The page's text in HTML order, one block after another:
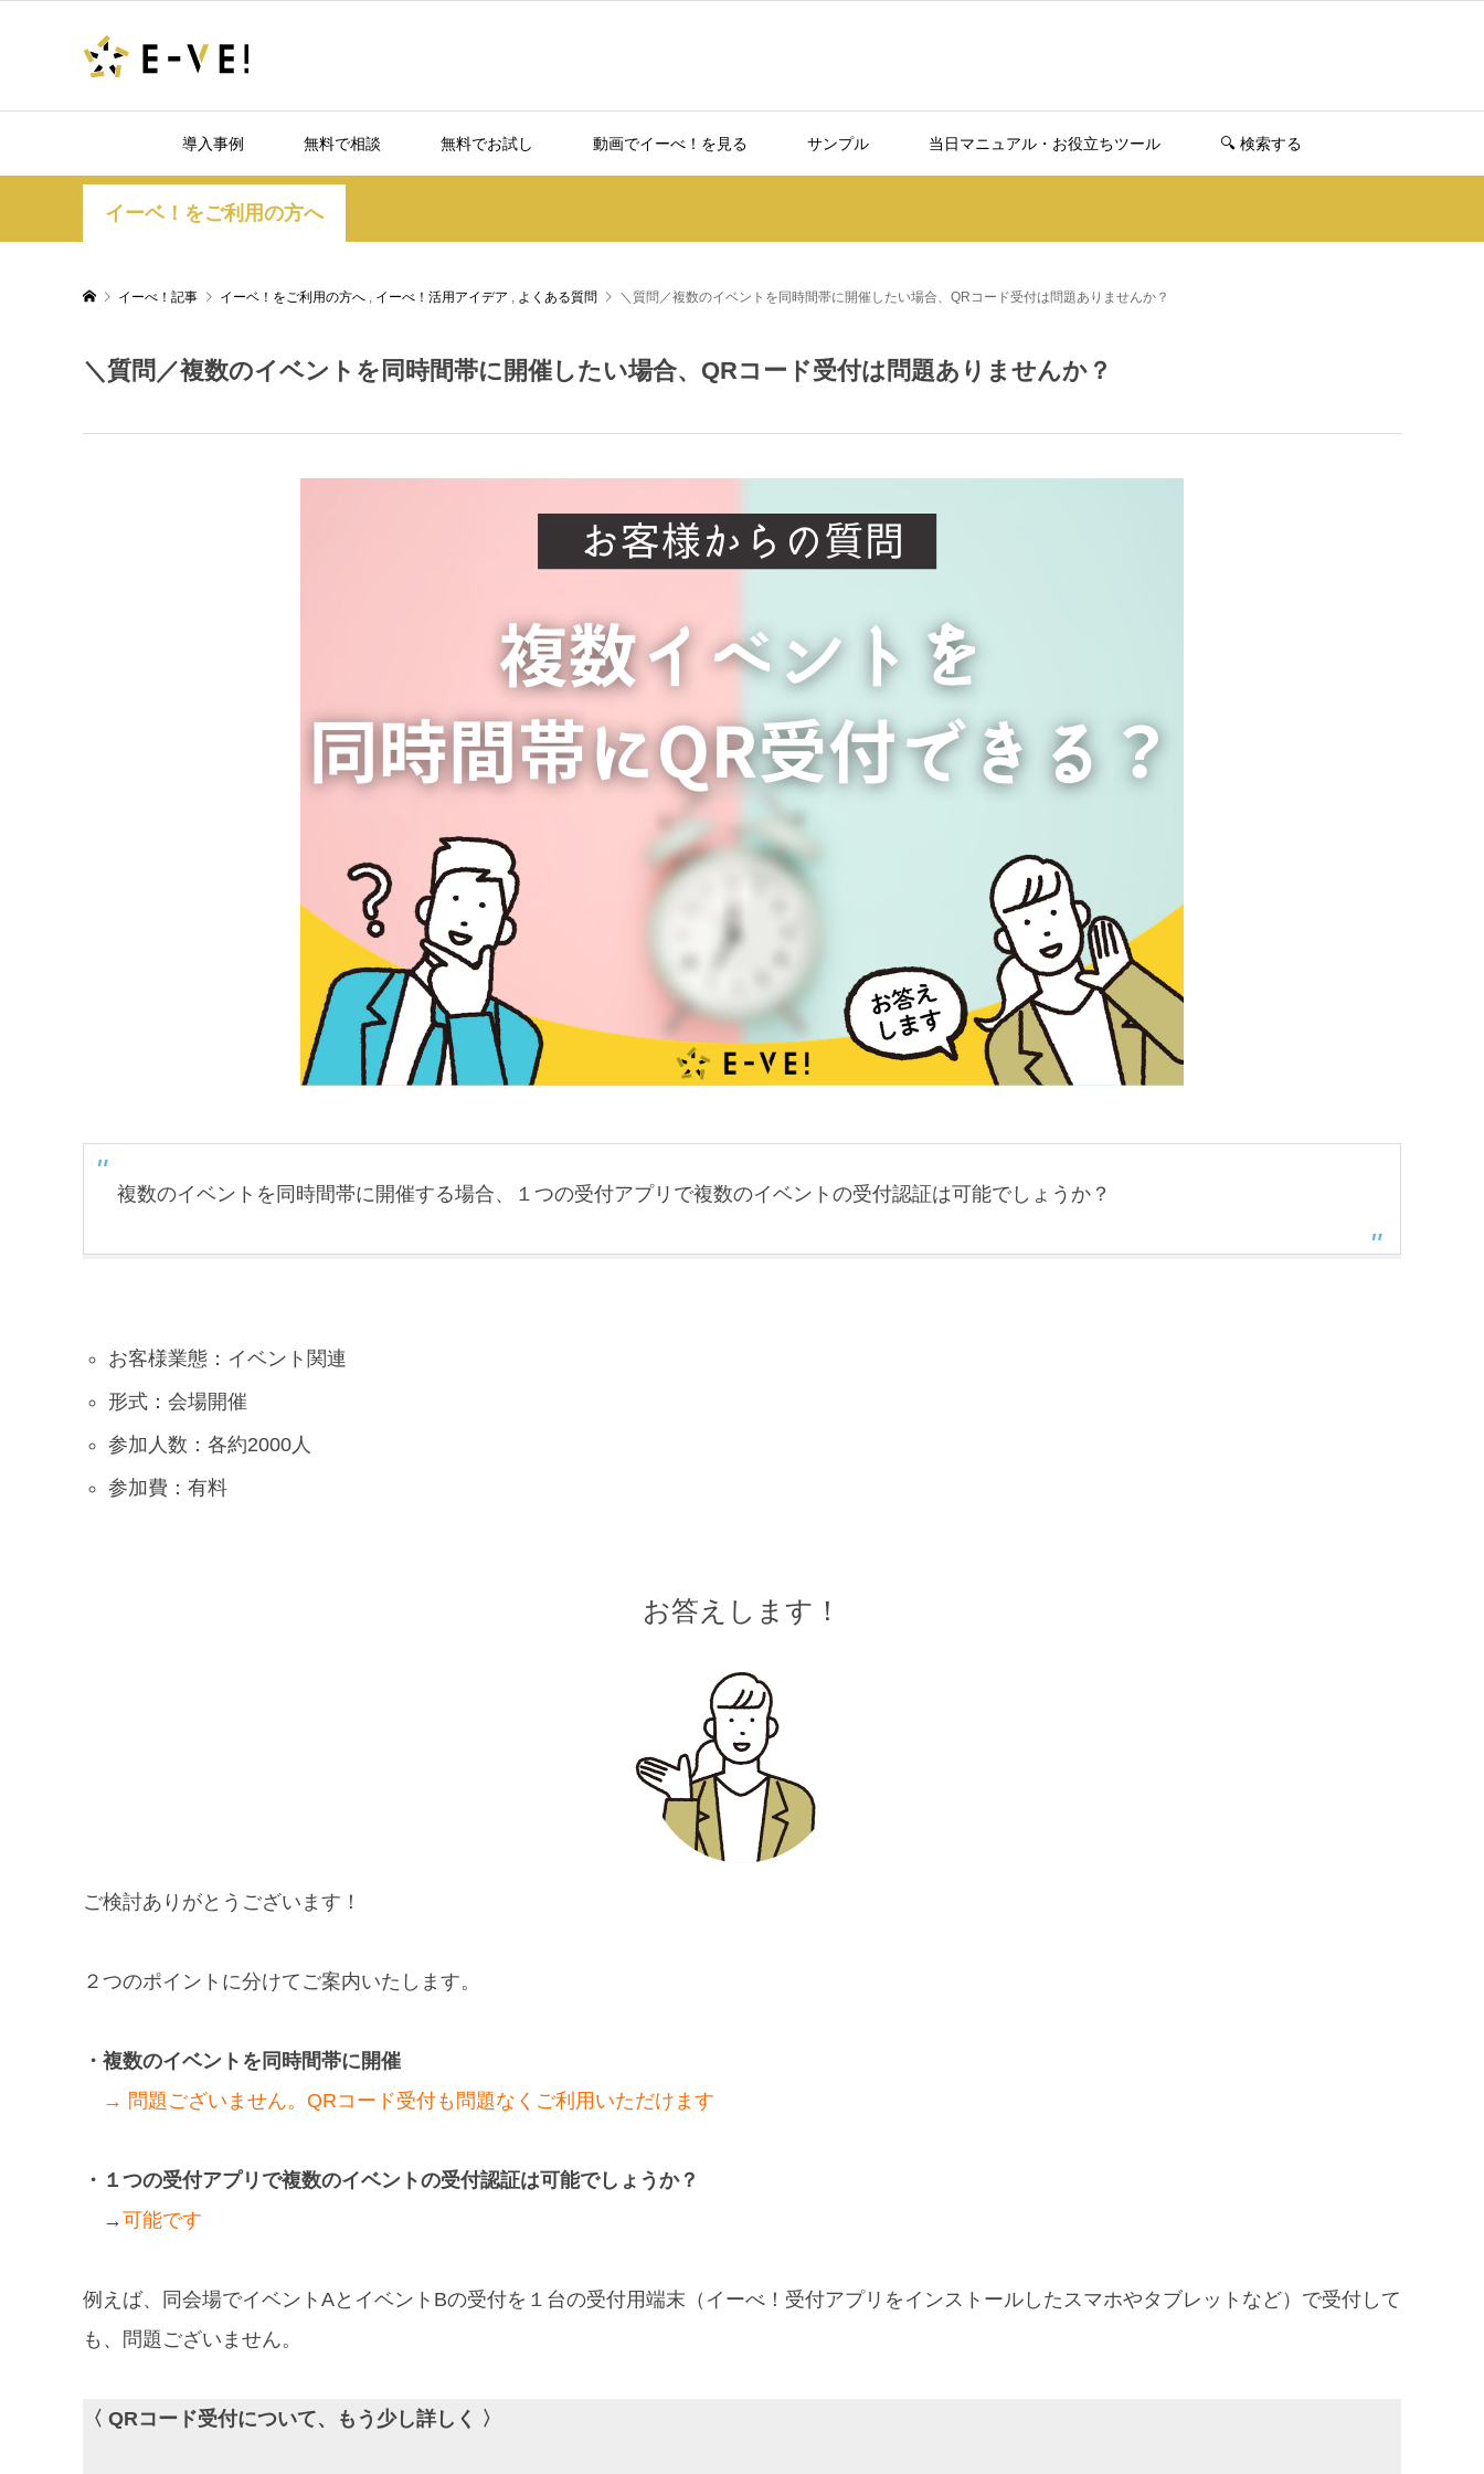
導入事例 無料で相談 無料でお試し 動画でイーべ！を見る サンプル 当日マニュアル・お役立ちツール 🔍️ 検索する
イーベ！をご利用の方へ
イーべ！記事 イーベ！をご利用の方へ , イーべ！活用アイデア , よくある質問 ＼質問／複数のイベントを同時間帯に開催したい場合、QRコード受付は問題ありませんか？
＼質問／複数のイベントを同時間帯に開催したい場合、QRコード受付は問題ありませんか？
複数のイベントを同時間帯に開催する場合、１つの受付アプリで複数のイベントの受付認証は可能でしょうか？
お客様業態：イベント関連
形式：会場開催
参加人数：各約2000人
参加費：有料
お答えします！
ご検討ありがとうございます！
２つのポイントに分けてご案内いたします。
・複数のイベントを同時間帯に開催
→ 問題ございません。QRコード受付も問題なくご利用いただけます
・１つの受付アプリで複数のイベントの受付認証は可能でしょうか？
→可能です
例えば、同会場でイベントAとイベントBの受付を１台の受付用端末（イーべ！受付アプリをインストールしたスマホやタブレットなど）で受付して
も、問題ございません。
〈 QRコード受付について、もう少し詳しく 〉